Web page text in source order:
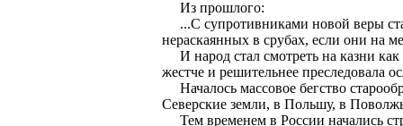
Из прошлого:
...С супротивниками новой веры
нераскаянных в срубах, если они на
И народ стал смотреть на казни
жестче и решительнее преследовала
Началось массовое бегство
Северские земли, в Польшу, в
Тем временем в России начались